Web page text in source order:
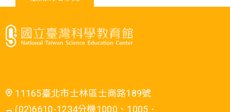
11165臺北市士林區士商路189號
(02)6610-1234分機1000、1005．